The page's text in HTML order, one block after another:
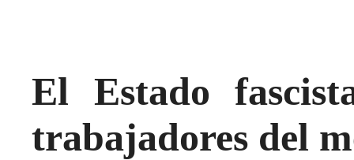
El Estado
trabajadores del